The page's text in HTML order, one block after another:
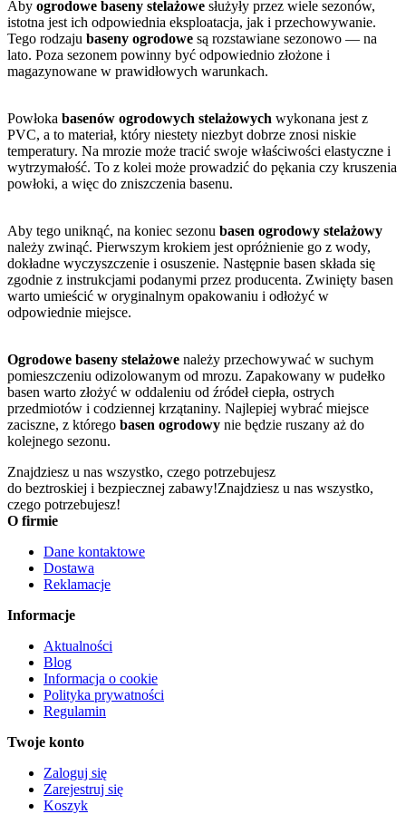
Aby ogrodowe baseny stelażowe służyły przez wiele sezonów,
istotna jest ich odpowiednia eksploatacja, jak i przechowywanie.
Tego rodzaju baseny ogrodowe są rozstawiane sezonowo — na
lato. Poza sezonem powinny być odpowiednio złożone i
magazynowane w prawidłowych warunkach.
Powłoka basenów ogrodowych stelażowych wykonana jest z
PVC, a to materiał, który niestety niezbyt dobrze znosi niskie
temperatury. Na mrozie może tracić swoje właściwości elastyczne i
wytrzymałość. To z kolei może prowadzić do pękania czy kruszenia
powłoki, a więc do zniszczenia basenu.
Aby tego uniknąć, na koniec sezonu basen ogrodowy stelażowy
należy zwinąć. Pierwszym krokiem jest opróżnienie go z wody,
dokładne wyczyszczenie i osuszenie. Następnie basen składa się
zgodnie z instrukcjami podanymi przez producenta. Zwinięty basen
warto umieścić w oryginalnym opakowaniu i odłożyć w
odpowiednie miejsce.
Ogrodowe baseny stelażowe należy przechowywać w suchym
pomieszczeniu odizolowanym od mrozu. Zapakowany w pudełko
basen warto złożyć w oddaleniu od źródeł ciepła, ostrych
przedmiotów i codziennej krzątaniny. Najlepiej wybrać miejsce
zaciszne, z którego basen ogrodowy nie będzie ruszany aż do
kolejnego sezonu.
Znajdziesz u nas wszystko, czego potrzebujesz
do beztroskiej i bezpiecznej zabawy!Znajdziesz u nas wszystko,
czego potrzebujesz!
O firmie
Dane kontaktowe
Dostawa
Reklamacje
Informacje
Aktualności
Blog
Informacja o cookie
Polityka prywatności
Regulamin
Twoje konto
Zaloguj się
Zarejestruj się
Koszyk